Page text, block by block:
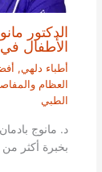
الدكتور
الأطفال في
أطباء دلهي,
العظام
الطبي
د. مانوج
بخبرة أكثر من ٢٠ سنة، يعتبر الدكتور مانوج من دلهي […]